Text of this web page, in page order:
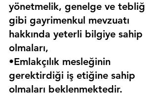
yönetmelik, genelge ve tebliğ
gibi gayrimenkul mevzuatı
hakkında yeterli bilgiye sahip
olmaları,
•Emlakçılık mesleğinin
gerektirdiği iş etiğine sahip
olmaları beklenmektedir.